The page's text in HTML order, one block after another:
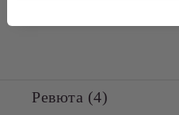
Ревюта (4)